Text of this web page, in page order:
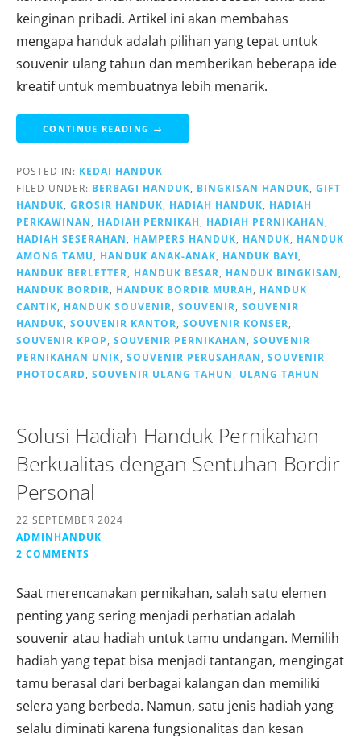
keinginan pribadi. Artikel ini akan membahas
mengapa handuk adalah pilihan yang tepat untuk
souvenir ulang tahun dan memberikan beberapa ide
kreatif untuk membuatnya lebih menarik.
CONTINUE READING →
POSTED IN: KEDAI HANDUK
FILED UNDER: BERBAGI HANDUK, BINGKISAN HANDUK, GIFT
HANDUK, GROSIR HANDUK, HADIAH HANDUK, HADIAH
PERKAWINAN, HADIAH PERNIKAH, HADIAH PERNIKAHAN,
HADIAH SESERAHAN, HAMPERS HANDUK, HANDUK, HANDUK
AMONG TAMU, HANDUK ANAK-ANAK, HANDUK BAYI,
HANDUK BERLETTER, HANDUK BESAR, HANDUK BINGKISAN,
HANDUK BORDIR, HANDUK BORDIR MURAH, HANDUK
CANTIK, HANDUK SOUVENIR, SOUVENIR, SOUVENIR
HANDUK, SOUVENIR KANTOR, SOUVENIR KONSER,
SOUVENIR KPOP, SOUVENIR PERNIKAHAN, SOUVENIR
PERNIKAHAN UNIK, SOUVENIR PERUSAHAAN, SOUVENIR
PHOTOCARD, SOUVENIR ULANG TAHUN, ULANG TAHUN
Solusi Hadiah Handuk Pernikahan
Berkualitas dengan Sentuhan Bordir
Personal
22 SEPTEMBER 2024
ADMINHANDUK
2 COMMENTS
Saat merencanakan pernikahan, salah satu elemen
penting yang sering menjadi perhatian adalah
souvenir atau hadiah untuk tamu undangan. Memilih
hadiah yang tepat bisa menjadi tantangan, mengingat
tamu berasal dari berbagai kalangan dan memiliki
selera yang berbeda. Namun, satu jenis hadiah yang
selalu diminati karena fungsionalitas dan kesan